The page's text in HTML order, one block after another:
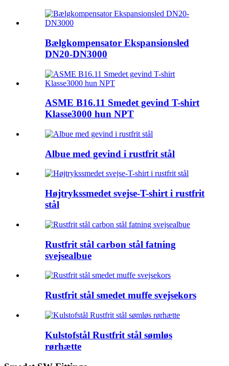
Bælgkompensator Ekspansionsled
DN20-DN3000
ASME B16.11 Smedet gevind T-shirt
Klasse3000 hun NPT
Albue med gevind i rustfrit stål
Højtrykssmedet svejse-T-shirt i rustfrit
stål
Rustfrit stål carbon stål fatning
svejsealbue
Rustfrit stål smedet muffe svejsekors
Kulstofstål Rustfrit stål sømløs
rørhætte